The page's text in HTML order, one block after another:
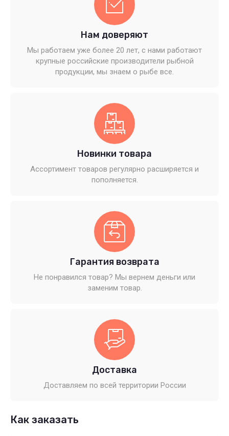
Нам доверяют
Мы работаем уже более 20 лет, с нами работают
крупные российские производители рыбной
продукции, мы знаем о рыбе все.
Новинки товара
Ассортимент товаров регулярно расширяется и
пополняется.
Гарантия возврата
Не понравился товар? Мы вернем деньги или
заменим товар.
Доставка
Доставляем по всей территории России
Как заказать